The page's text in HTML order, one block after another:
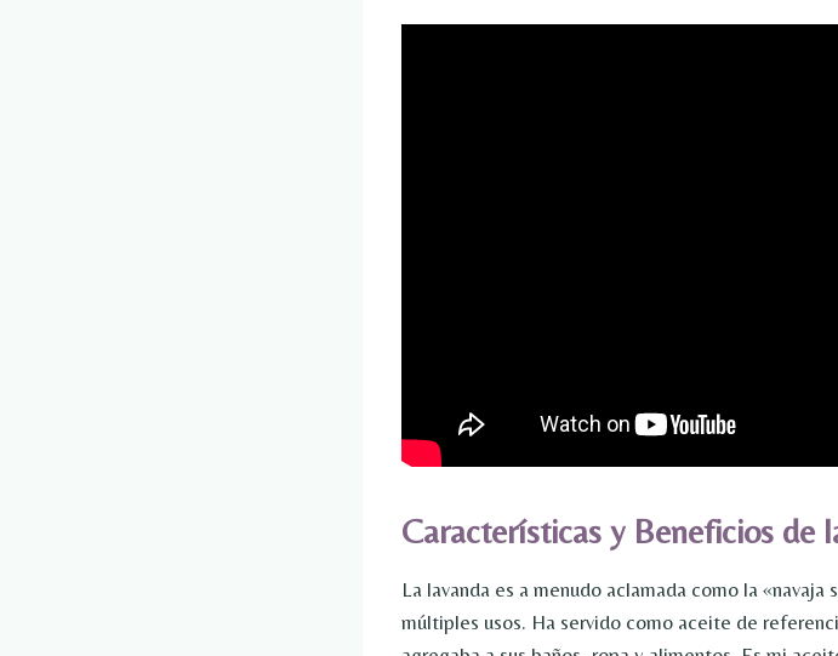
Características y Beneficios de
La lavanda es a menudo aclamada como la
múltiples usos. Ha servido como aceite de